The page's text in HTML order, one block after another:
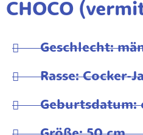
CHOCO
Geschlecht:
Rasse: Cocker-
Geburtsdatum: